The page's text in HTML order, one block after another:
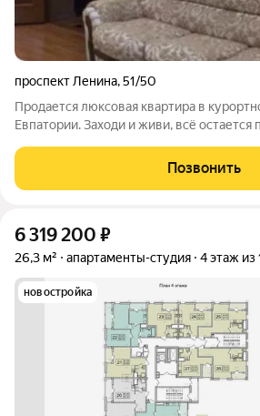
проспект Ленина,51/50
Продается люксовая квартира в
Евпатории. Заходи и живи, всё остается
бытовая техника. Парковка. До моря 5
Автономное газовое отопление.
Позвонить
6 319 200 ₽
26,3 м² апартаменты-студия 4 этаж из
новостройка